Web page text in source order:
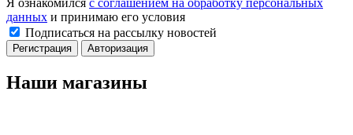
Я ознакомился с соглашением на обработку персональных
данных и принимаю его условия
Подписаться на рассылку новостей
Регистрация Авторизация
Наши магазины